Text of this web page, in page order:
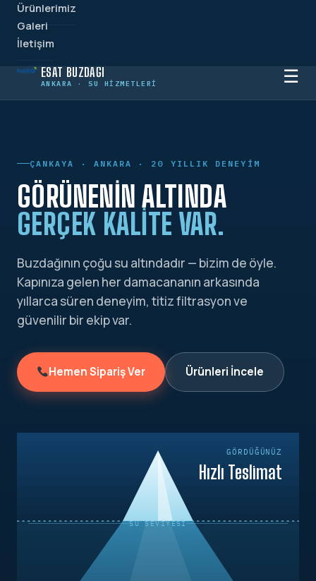
ESAT BUZDAĞI
ANKARA · SU HIZMETLERI
Ürünlerimiz
Galeri
İletişim
☰
ÇANKAYA · ANKARA · 20 YILLIK DENEYIM
GÖRÜNENIN ALTINDA
GERÇEK KALITE VAR.
Buzdağının çoğu su altındadır — bizim de öyle.
Kapınıza gelen her damacananın arkasında
yıllarca süren deneyim, titiz filtrasyon ve
güvenilir bir ekip var.
Hemen Sipariş Ver Ürünleri İncele
GÖRDÜĞÜNÜZ
Hızlı Teslimat
SU SEVIYESI